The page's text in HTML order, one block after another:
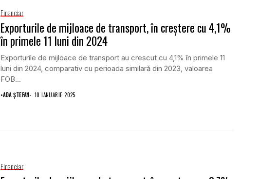
Financiar
Exporturile de mijloace de transport, în creștere cu 4,1%
în primele 11 luni din 2024
Exporturile de mijloace de transport au crescut cu 4,1% în primele 11
luni din 2024, comparativ cu perioada similară din 2023, valoarea
FOB...
•ADA ȘTEFAN 10 IANUARIE 2025
Financiar